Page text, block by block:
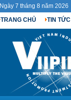
Ngày 7 tháng 8 năm 2026
TRANG CHỦ TIN TỨC